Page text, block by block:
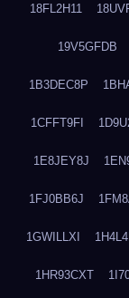
18FL2H11
19V5GFDB
1B3DEC8P
1CFFT9FI
1E8JEY8J
1FJ0BB6J
1GWILLXI
1HR93CXT